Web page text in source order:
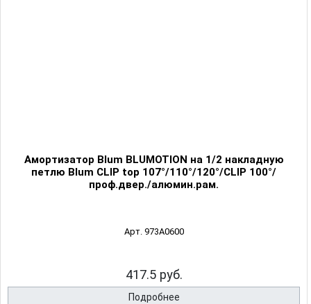
Амортизатор Blum BLUMOTION на 1/2 накладную
петлю Blum CLIP top 107°/110°/120°/CLIP 100°/
проф.двер./алюмин.рам.
Арт. 973A0600
417.5 руб.
Подробнее